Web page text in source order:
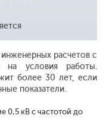
расчетов с
на условия работы.
более 30 лет, если
показатели.
0,5 кВ с частотой до